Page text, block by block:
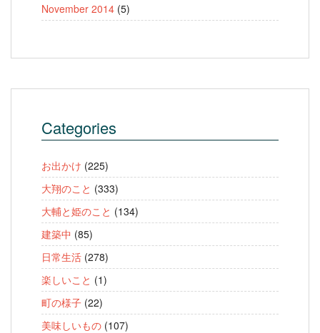
November 2014 (5)
Categories
お出かけ (225)
大翔のこと (333)
大輔と姫のこと (134)
建築中 (85)
日常生活 (278)
楽しいこと (1)
町の様子 (22)
美味しいもの (107)